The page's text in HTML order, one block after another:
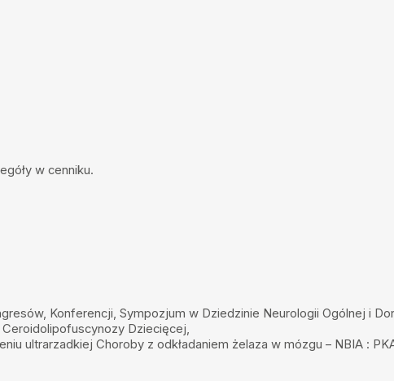
jego porady
przekaz. Lekarz
w cenniku.
Konferencji, Sympozjum w Dziedzinie Neurologii Ogólnej i
Dziecięcej,
ultrarzadkiej Choroby z odkładaniem żelaza w mózgu – NBIA :